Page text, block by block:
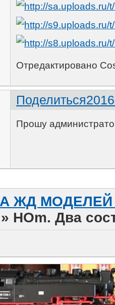
Отредактировано
Поделиться
Прошу
ЖД МОДЕЛЕЙ
» HOm. Два